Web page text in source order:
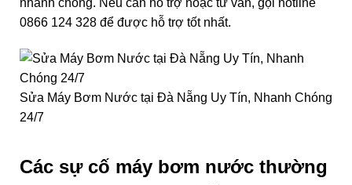
nhanh chóng. Nếu cần hỗ trợ hoặc tư vấn, gọi hotline
0866 124 328 để được hỗ trợ tốt nhất.
Sửa Máy Bơm Nước tại Đà Nẵng Uy Tín, Nhanh Chóng
24/7
Các sự cố máy bơm nước thường